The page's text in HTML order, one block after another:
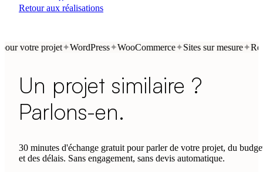
Retour aux réalisations
votre projet✦WordPress✦WooCommerce✦Sites sur mesure✦
Un projet similaire ?
Parlons-en.
30 minutes d'échange gratuit pour parler de votre projet, du
et des délais. Sans engagement, sans devis automatique.